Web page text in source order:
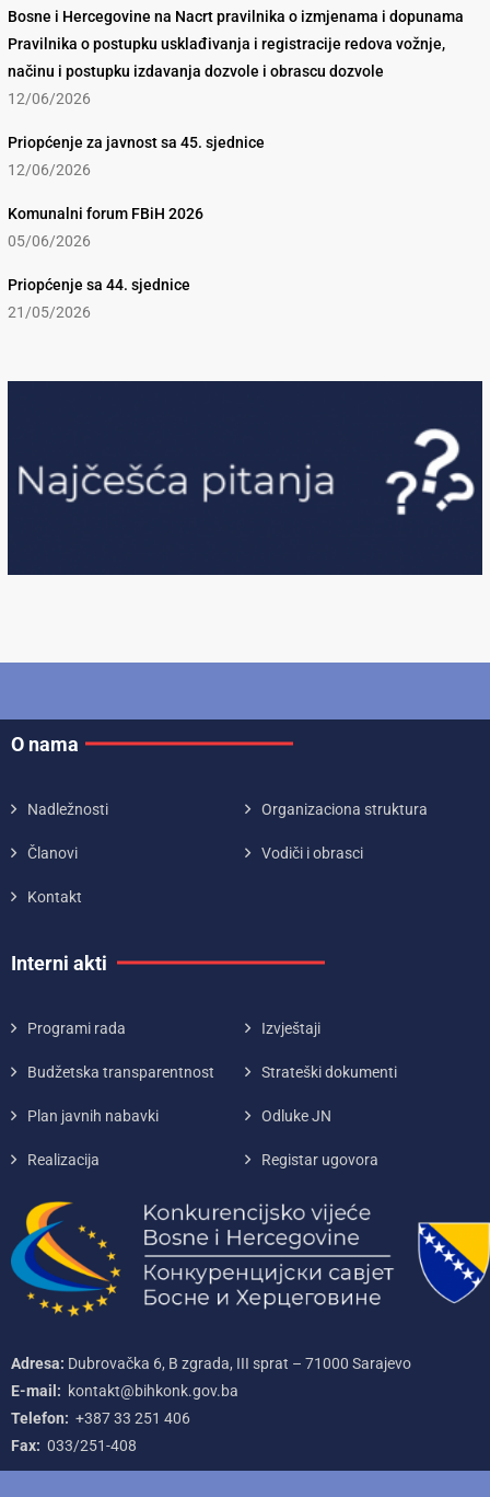
Bosne i Hercegovine na Nacrt pravilnika o izmjenama i dopunama
Pravilnika o postupku usklađivanja i registracije redova vožnje,
načinu i postupku izdavanja dozvole i obrascu dozvole
12/06/2026
Priopćenje za javnost sa 45. sjednice
12/06/2026
Komunalni forum FBiH 2026
05/06/2026
Priopćenje sa 44. sjednice
21/05/2026
O nama
Nadležnosti Organizaciona struktura
Članovi Vodiči i obrasci
Kontakt
Interni akti
Programi rada Izvještaji
Budžetska transparentnost Strateški dokumenti
Plan javnih nabavki Odluke JN
Realizacija Registar ugovora
Adresa: Dubrovačka 6, B zgrada, III sprat – 71000‌ Sarajevo
E-mail: kontakt@bihkonk.gov.ba
Telefon: +387‌ 33‌ 251‌ 406
Fax: 033/251-408